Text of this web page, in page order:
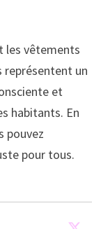
les vêtements
représentent un
et
habitants. En
pouvez
pour tous.